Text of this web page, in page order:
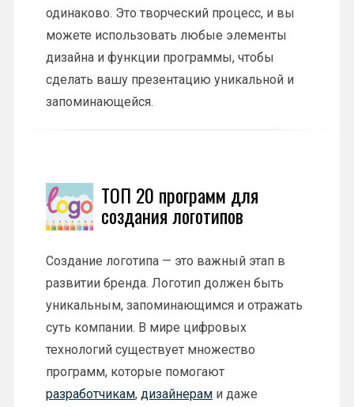
одинаково. Это творческий процесс, и вы
можете использовать любые элементы
дизайна и функции программы, чтобы
сделать вашу презентацию уникальной и
запоминающейся.
ТОП 20 программ для
создания логотипов
Создание логотипа — это важный этап в
развитии бренда. Логотип должен быть
уникальным, запоминающимся и отражать
суть компании. В мире цифровых
технологий существует множество
программ, которые помогают
разработчикам, дизайнерами даже